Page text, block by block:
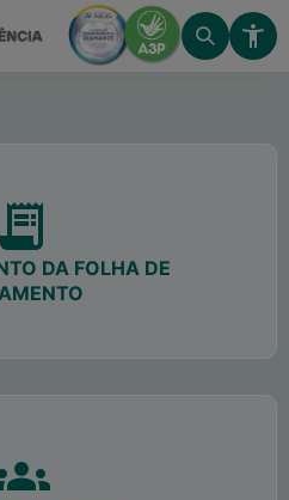
DA FOLHA DE